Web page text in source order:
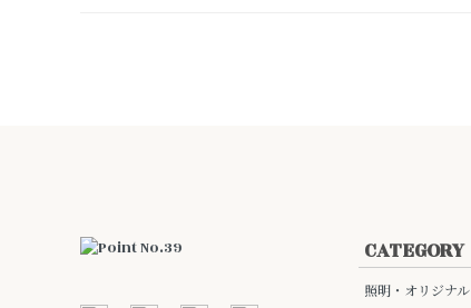
CATEGORY
照明・オリジナル